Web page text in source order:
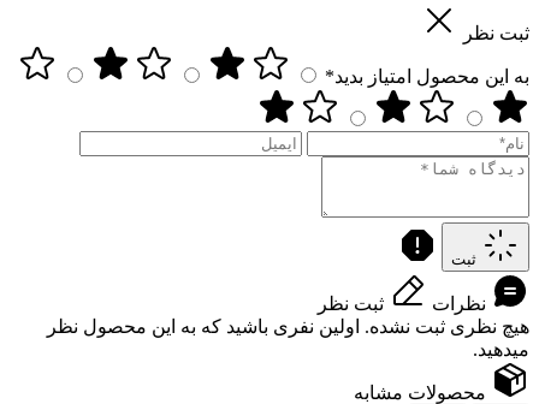
ثبت نظر
به این محصول امتیاز بدید*
ثبت
نظرات
ثبت نظر
هیچ نظری ثبت نشده. اولین نفری باشید که به این محصول نظر
میدهید.
محصولات مشابه